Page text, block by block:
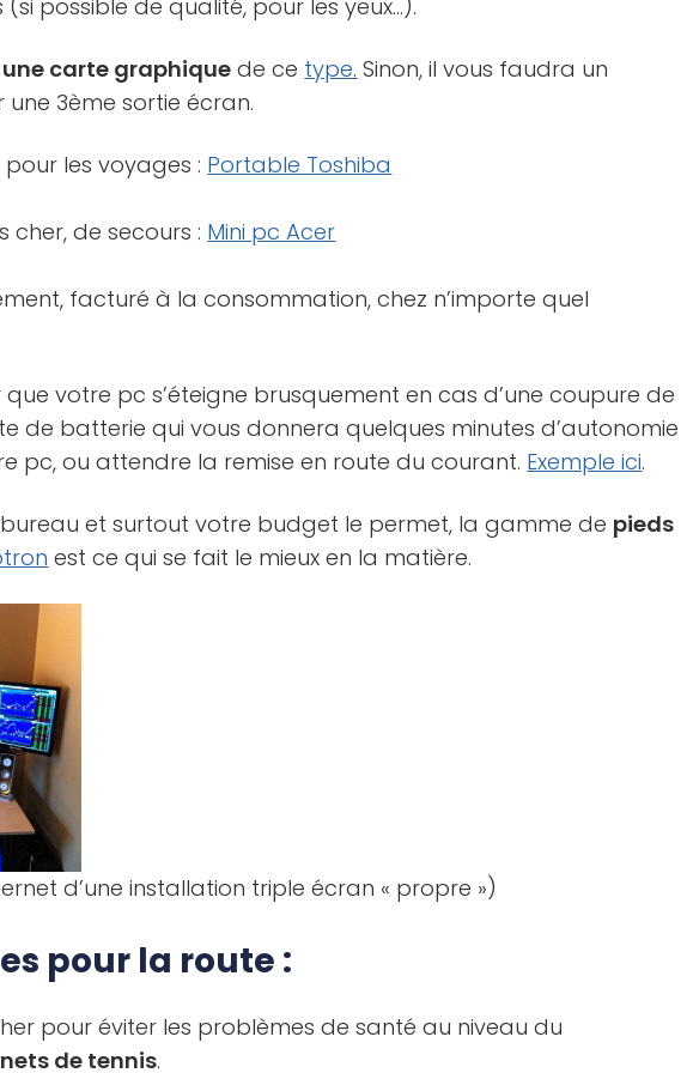
(si possible de qualité, pour les yeux…).
une carte graphique de ce type. Sinon, il vous faudra un
3ème sortie écran.
les voyages : Portable Toshiba
cher, de secours : Mini pc Acer
facturé à la consommation, chez n’importe quel
que votre pc s’éteigne brusquement en cas d’une coupure de
de batterie qui vous donnera quelques minutes d’autonomie
pc, ou attendre la remise en route du courant. Exemple ici.
bureau et surtout votre budget le permet, la gamme de pieds
est ce qui se fait le mieux en la matière.
d’une installation triple écran « propre »)
pour la route :
pour éviter les problèmes de santé au niveau du
de tennis.